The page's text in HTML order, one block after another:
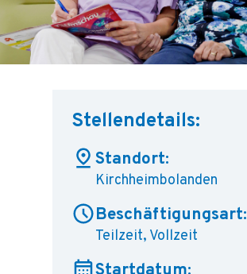
Stellendetails:
Standort:
Kirchheimbolanden
Beschäftigungsart:
Teilzeit, Vollzeit